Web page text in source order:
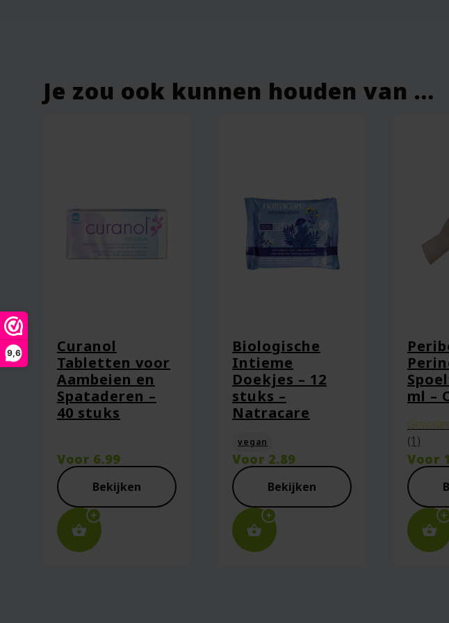
9,6
Naam
Captcha
Mijn naam, e-mail en site opslaan in deze browser voor
Je zou ook kunnen houden van …
Curanol
Tabletten voor
Aambeien en
Spataderen –
40 stuks
Voor 6.99
Bekijken
Biologische
Intieme
Doekjes – 12
stuks –
Natracare
vegan
Voor 2.89
Bekijken
ml –
(1)
Voor